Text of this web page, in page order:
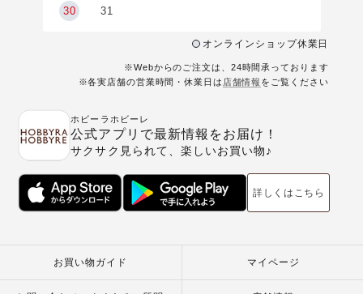
30 31
オンラインショップ休業日
※Webからのご注文は、24時間承っております
※各実店舗の営業時間・休業日は 店舗情報 をご覧ください
ホビーラホビーレ
公式アプリで最新情報をお届け！
サクサク見られて、楽しいお買い物♪
詳しくはこちら
お買い物ガイド マイページ